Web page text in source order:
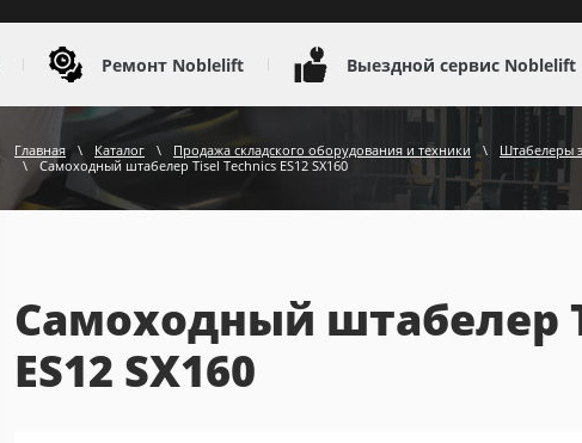
Ремонт Noblelift Выездной сервис Noblelift
Главная \ Каталог \ Продажа складского оборудования и техники \ Штабелеры
\
Самоходный штабелер Tisel Technics ES12 SX160
Самоходный штабелер
ES12 SX160